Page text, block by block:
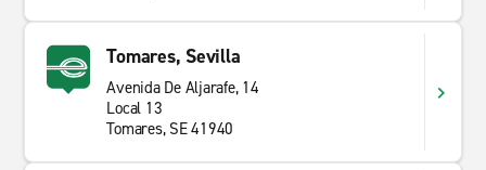
Tomares, Sevilla
Avenida De Aljarafe, 14
Local 13
Tomares, SE 41940